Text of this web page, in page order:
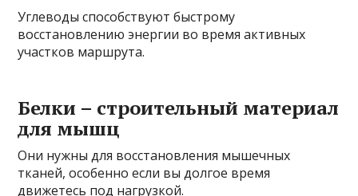
Углеводы способствуют быстрому
восстановлению энергии во время активных
участков маршрута.
Белки – строительный материал
для мышц
Они нужны для восстановления мышечных
тканей, особенно если вы долгое время
движетесь под нагрузкой.